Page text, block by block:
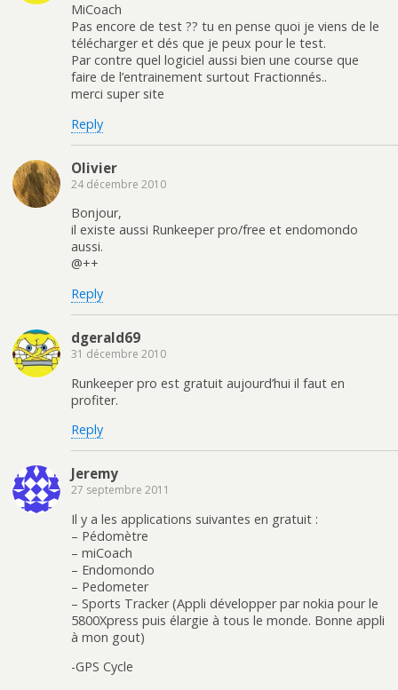
MiCoach
Pas encore de test ?? tu en pense quoi je viens de le
télécharger et dés que je peux pour le test.
Par contre quel logiciel aussi bien une course que
faire de l’entrainement surtout Fractionnés..
merci super site
Reply
Olivier
24 décembre 2010
Bonjour,
il existe aussi Runkeeper pro/free et endomondo
aussi.
@++
Reply
dgerald69
31 décembre 2010
Runkeeper pro est gratuit aujourd’hui il faut en
profiter.
Reply
Jeremy
27 septembre 2011
Il y a les applications suivantes en gratuit :
– Pédomètre
– miCoach
– Endomondo
– Pedometer
– Sports Tracker (Appli développer par nokia pour le
5800Xpress puis élargie à tous le monde. Bonne appli
à mon gout)
-GPS Cycle